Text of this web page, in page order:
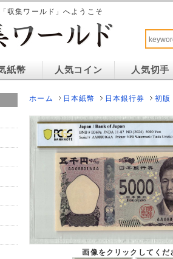
収集ワールド」へようこそ
紙幣 人気コイン 人気切手
ホーム 日本紙幣 日本銀行券 初版
画像をクリックしてくだ